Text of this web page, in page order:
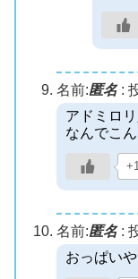
名前:匿名:
アドミロ
なんでこ
名前:匿名:
おっぱい